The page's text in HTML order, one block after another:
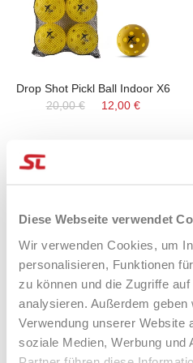
Diese Webseite verwendet
Wir verwenden Cookies, um
personalisieren, Funktionen
zu können und die Zugriffe
analysieren. Außerdem
Verwendung unserer Website
soziale Medien, Werbung und
Drop Shot Pickl Ball Indoor X6
20,00 €
12,00 €